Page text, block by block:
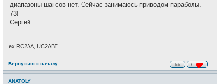
0
диапазоны шансов нет. Сейчас занимаюсь приводом параболы.
73!
Сергей
ex RC2AA, UC2ABT
Вернуться к началу
ANATOLY